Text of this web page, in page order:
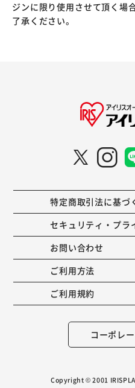
ジンに限り使用させて頂く場
了承ください。
特定商取引法に基づ
セキュリティ・プラ
お問い合わせ
ご利用方法
ご利用規約
コーポレ
Copyright © 2001